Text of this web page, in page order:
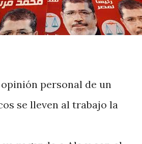
personal de un
se lleven al trabajo la